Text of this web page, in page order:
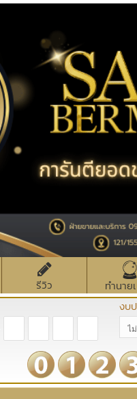
รีวิว
ทำนาย
งบ